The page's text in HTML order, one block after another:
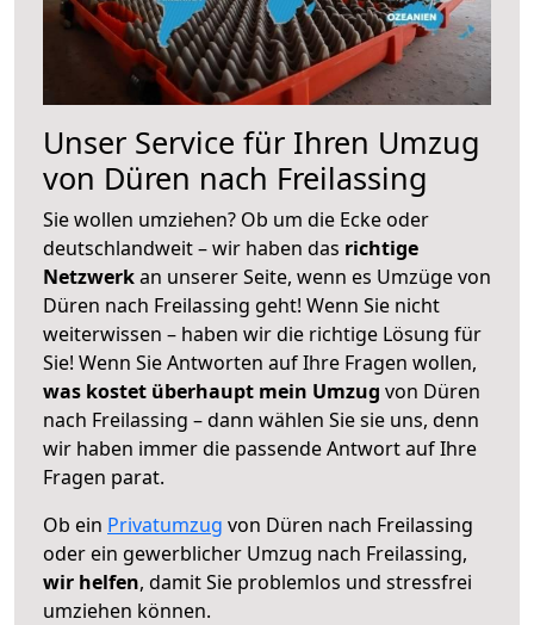
Unser Service für Ihren Umzug
von Düren nach Freilassing
Sie wollen umziehen? Ob um die Ecke oder
deutschlandweit – wir haben das richtige
Netzwerkan unserer Seite, wenn es Umzüge von
Düren nach Freilassing geht! Wenn Sie nicht
weiterwissen – haben wir die richtige Lösung für
Sie! Wenn Sie Antworten auf Ihre Fragen wollen,
was kostet überhaupt mein Umzug von Düren
nach Freilassing – dann wählen Sie sie uns, denn
wir haben immer die passende Antwort auf Ihre
Fragen parat.
Ob ein Privatumzug von Düren nach Freilassing
oder ein gewerblicher Umzug nach Freilassing,
wir helfen, damit Sie problemlos und stressfrei
umziehen können.